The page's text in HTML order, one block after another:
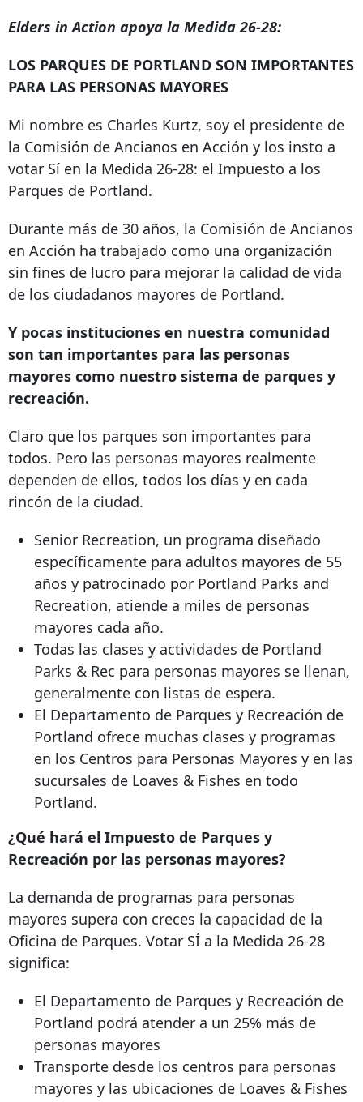
Elders in Action apoya la Medida 26-28:
LOS PARQUES DE PORTLAND SON IMPORTANTES
PARA LAS PERSONAS MAYORES
Mi nombre es Charles Kurtz, soy el presidente de
la Comisión de Ancianos en Acción y los insto a
votar Sí en la Medida 26-28: el Impuesto a los
Parques de Portland.
Durante más de 30 años, la Comisión de Ancianos
en Acción ha trabajado como una organización
sin fines de lucro para mejorar la calidad de vida
de los ciudadanos mayores de Portland.
Y pocas instituciones en nuestra comunidad
son tan importantes para las personas
mayores como nuestro sistema de parques y
recreación.
Claro que los parques son importantes para
todos. Pero las personas mayores realmente
dependen de ellos, todos los días y en cada
rincón de la ciudad.
Senior Recreation, un programa diseñado
específicamente para adultos mayores de 55
años y patrocinado por Portland Parks and
Recreation, atiende a miles de personas
mayores cada año.
Todas las clases y actividades de Portland
Parks & Rec para personas mayores se llenan,
generalmente con listas de espera.
El Departamento de Parques y Recreación de
Portland ofrece muchas clases y programas
en los Centros para Personas Mayores y en las
sucursales de Loaves & Fishes en todo
Portland.
¿Qué hará el Impuesto de Parques y
Recreación por las personas mayores?
La demanda de programas para personas
mayores supera con creces la capacidad de la
Oficina de Parques. Votar SÍ a la Medida 26-28
significa:
El Departamento de Parques y Recreación de
Portland podrá atender a un 25% más de
personas mayores
Transporte desde los centros para personas
mayores y las ubicaciones de Loaves & Fishes